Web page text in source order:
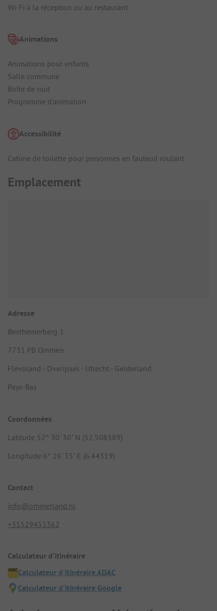
Wi-Fi à la réception ou au restaurant
Animations
Animations pour enfants
Salle commune
Boîte de nuit
Programme d'animation
Accessibilité
Cabine de toilette pour personnes en fauteuil roulant
Emplacement
Adresse
Besthemerberg 1
7731 PB Ommen
Flevoland - Overijssel - Utrecht - Gelderland
Pays-Bas
Coordonnées
Latitude 52° 30' 30" N (52.508389)
Longitude 6° 26' 35" E (6.44319)
Contact
info@ommerland.nl
+31529451362
Calculateur d'itinéraire
Calculateur d'itinéraire ADAC
Calculateur d'itinéraire Google